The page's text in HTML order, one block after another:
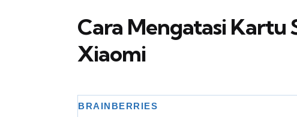
Cara Mengatasi Kartu
Xiaomi